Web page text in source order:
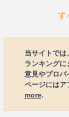
す
当サイトでは
ランキングに
意見やプロバ
ページにはア
more.